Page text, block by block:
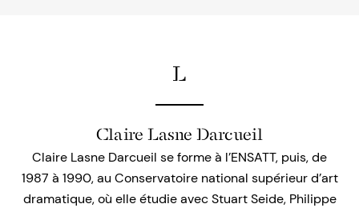
L
Claire Lasne Darcueil
Claire Lasne Darcueil se forme à l’ENSATT, puis, de
1987 à 1990, au Conservatoire national supérieur d’art
dramatique, où elle étudie avec Stuart Seide, Philippe